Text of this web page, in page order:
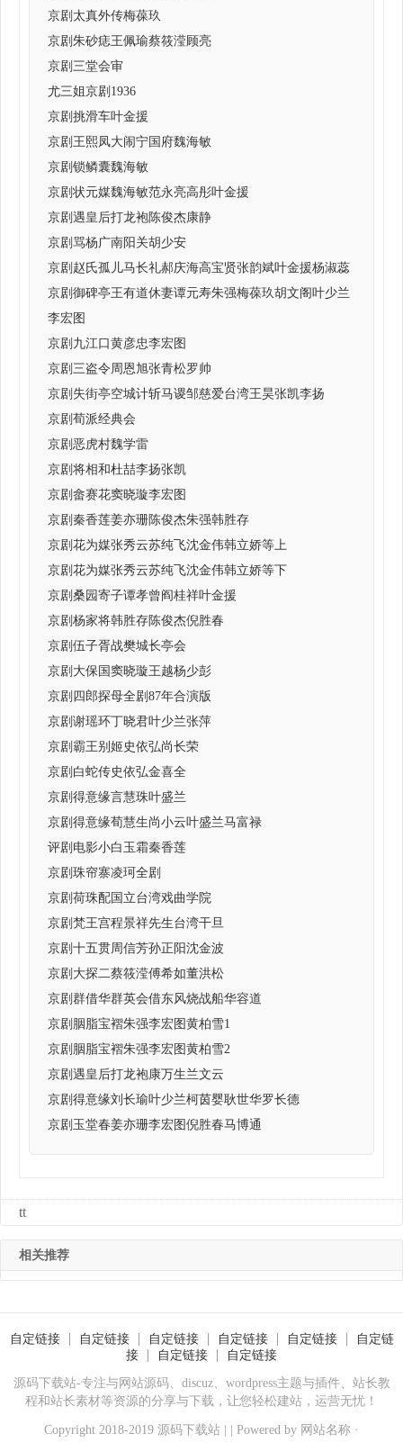
京剧太真外传梅葆玖
京剧朱砂痣王佩瑜蔡筱滢顾亮
京剧三堂会审
尤三姐京剧1936
京剧挑滑车叶金援
京剧王熙凤大闹宁国府魏海敏
京剧锁鳞囊魏海敏
京剧状元媒魏海敏范永亮高彤叶金援
京剧遇皇后打龙袍陈俊杰康静
京剧骂杨广南阳关胡少安
京剧赵氏孤儿马长礼郝庆海高宝贤张韵斌叶金援杨淑蕊
京剧御碑亭王有道休妻谭元寿朱强梅葆玖胡文阁叶少兰
李宏图
京剧九江口黄彦忠李宏图
京剧三盗令周恩旭张青松罗帅
京剧失街亭空城计斩马谡邹慈爱台湾王昊张凯李扬
京剧荀派经典会
京剧恶虎村魏学雷
京剧将相和杜喆李扬张凯
京剧畲赛花窦晓璇李宏图
京剧秦香莲姜亦珊陈俊杰朱强韩胜存
京剧花为媒张秀云苏纯飞沈金伟韩立娇等上
京剧花为媒张秀云苏纯飞沈金伟韩立娇等下
京剧桑园寄子谭孝曾阎桂祥叶金援
京剧杨家将韩胜存陈俊杰倪胜春
京剧伍子胥战樊城长亭会
京剧大保国窦晓璇王越杨少彭
京剧四郎探母全剧87年合演版
京剧谢瑶环丁晓君叶少兰张萍
京剧霸王别姬史依弘尚长荣
京剧白蛇传史依弘金喜全
京剧得意缘言慧珠叶盛兰
京剧得意缘荀慧生尚小云叶盛兰马富禄
评剧电影小白玉霜秦香莲
京剧珠帘寨凌珂全剧
京剧荷珠配国立台湾戏曲学院
京剧梵王宫程景祥先生台湾干旦
京剧十五贯周信芳孙正阳沈金波
京剧大探二蔡筱滢傅希如董洪松
京剧群借华群英会借东风烧战船华容道
京剧胭脂宝褶朱强李宏图黄柏雪1
京剧胭脂宝褶朱强李宏图黄柏雪2
京剧遇皇后打龙袍康万生兰文云
京剧得意缘刘长瑜叶少兰柯茵婴耿世华罗长德
京剧玉堂春姜亦珊李宏图倪胜春马博通
tt
相关推荐
自定链接 自定链接 自定链接 自定链接 自定链接
自定链
接
自定链接 自定链接
源码下载站-专注与网站源码、discuz、wordpress主题与插件、站长教
程和站长素材等资源的分享与下载，让您轻松建站，运营无忧！
Copyright 2018-2019 源码下载站 | | Powered by 网站名称 ·